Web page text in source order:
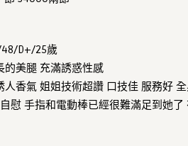
48/D+/25歲
的美腿 充滿誘惑性感
人香氣 姐姐技術超讚 口技佳 服務好
慰 手指和電動棒已經很難滿足到她